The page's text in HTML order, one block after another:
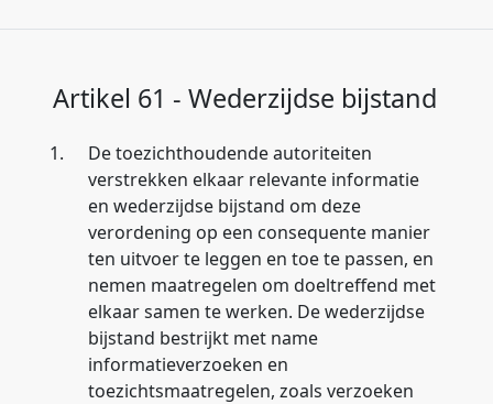
Artikel 61 - Wederzijdse bijstand
1.
De toezichthoudende autoriteiten
verstrekken elkaar relevante informatie
en wederzijdse bijstand om deze
verordening op een consequente manier
ten uitvoer te leggen en toe te passen, en
nemen maatregelen om doeltreffend met
elkaar samen te werken. De wederzijdse
bijstand bestrijkt met name
informatieverzoeken en
toezichtsmaatregelen, zoals verzoeken